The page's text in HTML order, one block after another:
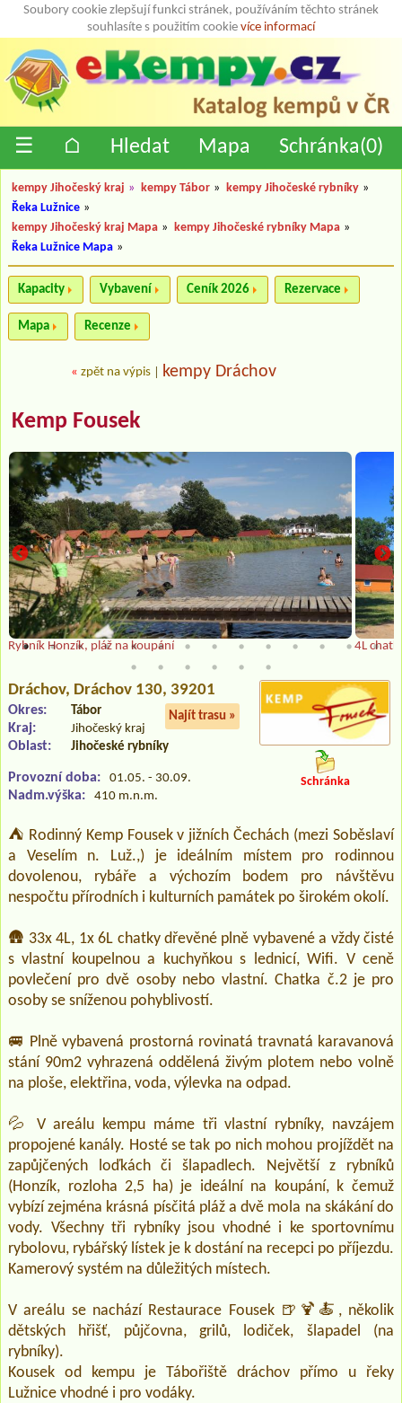
Soubory cookie zlepšují funkci stránek, používáním těchto stránek
souhlasíte s použitím cookie více informací
☰ ⌂ Hledat Mapa Schránka(0)
kempy Jihočeský kraj » kempy Tábor » kempy Jihočeské rybníky »
Řeka Lužnice »
kempy Jihočeský kraj Mapa » kempy Jihočeské rybníky Mapa »
Řeka Lužnice Mapa »
Kapacity Vybavení Ceník 2026 Rezervace
Mapa Recenze
« zpět na výpis kempy Dráchov
Kemp Fousek
Rybník Honzík, pláž na koupání 4L
Dráchov, Dráchov 130, 39201
Najít trasu »
Okres: Tábor
Kraj: Jihočeský kraj
Oblast: Jihočeské rybníky
Provozní doba: 01.05. - 30.09.
Nadm.výška: 410 m.n.m.
Schránka
⛺ Rodinný Kemp Fousek v jižních Čechách (mezi Soběslaví
a Veselím n. Luž.,) je ideálním místem pro rodinnou
dovolenou, rybáře a výchozím bodem pro návštěvu
nespočtu přírodních i kulturních památek po širokém okolí.
🛖 33x 4L, 1x 6L chatky dřevěné plně vybavené a vždy čisté
s vlastní koupelnou a kuchyňkou s lednicí, Wifi. V ceně
povlečení pro dvě osoby nebo vlastní. Chatka č.2 je pro
osoby se sníženou pohyblivostí.
🚐 Plně vybavená prostorná rovinatá travnatá karavanová
stání 90m2 vyhrazená oddělená živým plotem nebo volně
na ploše, elektřina, voda, výlevka na odpad.
💦 V areálu kempu máme tři vlastní rybníky, navzájem
propojené kanály. Hosté se tak po nich mohou projíždět na
zapůjčených loďkách či šlapadlech. Největší z rybníků
(Honzík, rozloha 2,5 ha) je ideální na koupání, k čemuž
vybízí zejména krásná písčitá pláž a dvě mola na skákání do
vody. Všechny tři rybníky jsou vhodné i ke sportovnímu
rybolovu, rybářský lístek je k dostání na recepci po příjezdu.
Kamerový systém na důležitých místech.
V areálu se nachází Restaurace Fousek 🍺🍹🍝, několik
dětských hřišť, půjčovna, grilů, lodiček, šlapadel (na
rybníky).
Kousek od kempu je Tábořiště dráchov přímo u řeky
Lužnice vhodné i pro vodáky.